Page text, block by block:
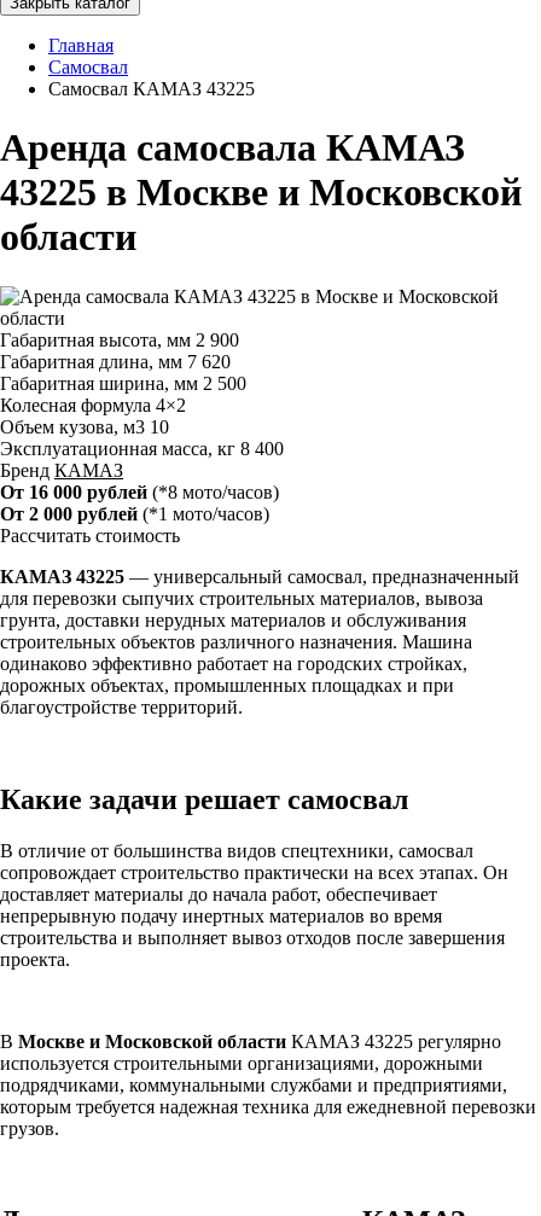
Главная
Самосвал
Самосвал КАМАЗ 43225
Аренда самосвала КАМАЗ
43225 в Москве и Московской
области
Габаритная высота, мм 2 900
Габаритная длина, мм 7 620
Габаритная ширина, мм 2 500
Колесная формула 4×2
Объем кузова, м3 10
Эксплуатационная масса, кг 8 400
Бренд КАМАЗ
От 16 000 рублей (*8 мото/часов)
От 2 000 рублей (*1 мото/часов)
Рассчитать стоимость
КАМАЗ 43225 — универсальный самосвал, предназначенный
для перевозки сыпучих строительных материалов, вывоза
грунта, доставки нерудных материалов и обслуживания
строительных объектов различного назначения. Машина
одинаково эффективно работает на городских стройках,
дорожных объектах, промышленных площадках и при
благоустройстве территорий.
Какие задачи решает самосвал
В отличие от большинства видов спецтехники, самосвал
сопровождает строительство практически на всех этапах. Он
доставляет материалы до начала работ, обеспечивает
непрерывную подачу инертных материалов во время
строительства и выполняет вывоз отходов после завершения
проекта.
В Москве и Московской области КАМАЗ 43225 регулярно
используется строительными организациями, дорожными
подрядчиками, коммунальными службами и предприятиями,
которым требуется надежная техника для ежедневной перевозки
грузов.